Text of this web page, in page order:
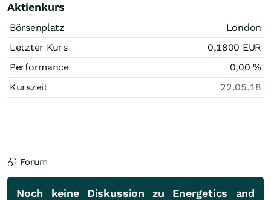
Aktienkurs
Börsenplatz
London
Letzter Kurs
0,1800 EUR
Performance
0,00%
Kurszeit
22.05.18
Forum
Noch keine Diskussion zu Energetics and